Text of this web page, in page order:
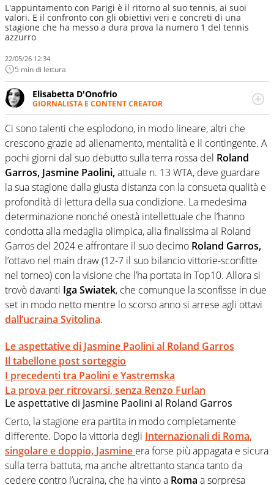
L'appuntamento con Parigi è il ritorno al suo tennis, ai suoi
valori. E il confronto con gli obiettivi veri e concreti di una
stagione che ha messo a dura prova la numero 1 del tennis
azzurro
22/05/26 12:34
5 min di lettura
Elisabetta D'Onofrio
GIORNALISTA E CONTENT CREATOR
Giornalista professionista dal 2007, scrive per curiosità
personale e necessità: soprattutto di calcio, di sport e dei
suoi protagonisti, concedendosi innocenti evasioni
nell'ambito della creazione di format. Un tempo ala
destra, oggi si sente a suo agio nel ruolo di libero. Cura
una classifica riservata dei migliori 5 calciatori di sempre.
Ci sono talenti che esplodono, in modo lineare, altri che
crescono grazie ad allenamento, mentalità e il contingente. A
pochi giorni dal suo debutto sulla terra rossa del Roland
Garros, Jasmine Paolini,attuale n. 13 WTA, deve guardare
la sua stagione dalla giusta distanza con la consueta qualità e
profondità di lettura della sua condizione. La medesima
determinazione nonché onestà intellettuale che l’hanno
condotta alla medaglia olimpica, alla finalissima al Roland
Garros del 2024 e affrontare il suo decimo Roland Garros,
l’ottavo nel main draw (12-7 il suo bilancio vittorie-sconfitte
nel torneo) con la visione che l’ha portata in Top10. Allora si
trovò davanti Iga Swiatek, che comunque la sconfisse in due
set in modo netto mentre lo scorso anno si arrese agli ottavi
dall’ucraina Svitolina.
Le aspettative di Jasmine Paolini al Roland Garros
Il tabellone post sorteggio
I precedenti tra Paolini e Yastremska
La prova per ritrovarsi, senza Renzo Furlan
Le aspettative di Jasmine Paolini al Roland Garros
Certo, la stagione era partita in modo completamente
differente. Dopo la vittoria degli Internazionali di Roma,
singolare e doppio, Jasmine era forse più appagata e sicura
sulla terra battuta, ma anche altrettanto stanca tanto da
cedere contro l’ucraina, che ha vinto a Roma a sorpresa